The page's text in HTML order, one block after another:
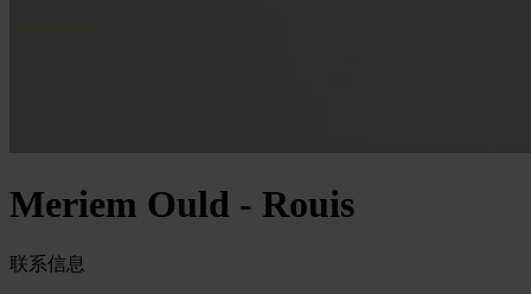
Meriem Ould - Rouis
联系信息